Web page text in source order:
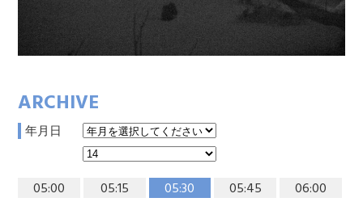
ARCHIVE
年月日
05:00 05:15 05:30 05:45
06:00